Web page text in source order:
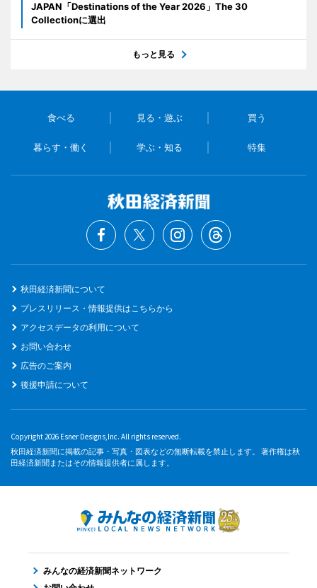
JAPAN「Destinations of the Year 2026」The 30
Collectionに選出
もっと見る
食べる 見る・遊ぶ 買う
暮らす・働く 学ぶ・知る 特集
秋田経済新聞について
プレスリリース・情報提供はこちらから
アクセスデータの利用について
お問い合わせ
広告のご案内
後援申請について
Copyright 2026 Esner Designs,Inc. All rights reserved.
秋田経済新聞に掲載の記事・写真・図表などの無断転載を禁止します。 著作権は秋
田経済新聞またはその情報提供者に属します。
みんなの経済新聞ネットワーク